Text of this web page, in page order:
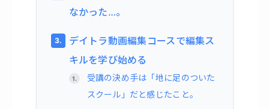
なかった…。
デイトラ動画編集コースで編集ス
キルを学び始める
受講の決め手は「地に足のついた
スクール」だと感じたこと。